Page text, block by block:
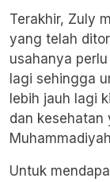
Terakhir, Zuly
yang telah
usahanya
lagi sehingga
lebih jauh lagi
dan kesehatan
Untuk